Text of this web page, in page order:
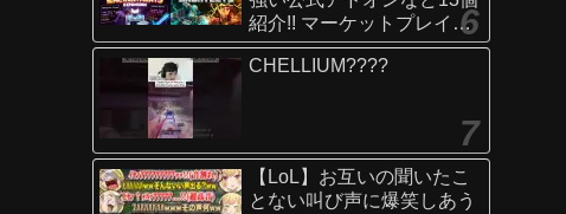
紹介!! マーケットプレイス
情報
【Switch/Win10/PE/PS/Xb
CHELLIUM????
【LoL】お互いの聞いたこ
とない叫び声に爆笑しあう